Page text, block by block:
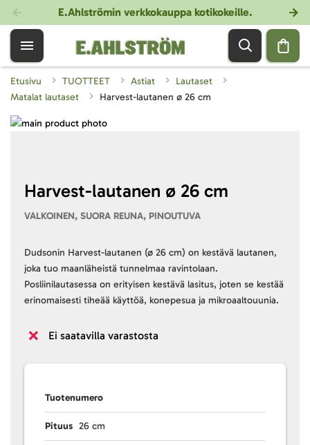
E.Ahlströmin verkkokauppa kotikokeille.
Etusivu TUOTTEET Astiat
Lautaset
Matalat lautaset
Harvest-lautanen ø 26 cm
Harvest-lautanen ø 26 cm
VALKOINEN, SUORA REUNA, PINOUTUVA
Dudsonin Harvest-lautanen (ø 26 cm) on kestävä lautanen,
joka tuo maanläheistä tunnelmaa ravintolaan.
Posliinilautasessa on erityisen kestävä lasitus, joten se kestää
erinomaisesti tiheää käyttöä, konepesua ja mikroaaltouunia.
Ei saatavilla varastosta
Tuotenumero
Pituus 26 cm
Skip
images
beginning
gallery